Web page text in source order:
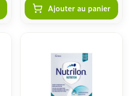
Ajouter au panier